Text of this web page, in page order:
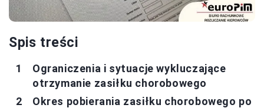
Spis treści
Ograniczenia i sytuacje wykluczające
otrzymanie zasiłku chorobowego
Okres pobierania zasiłku chorobowego po